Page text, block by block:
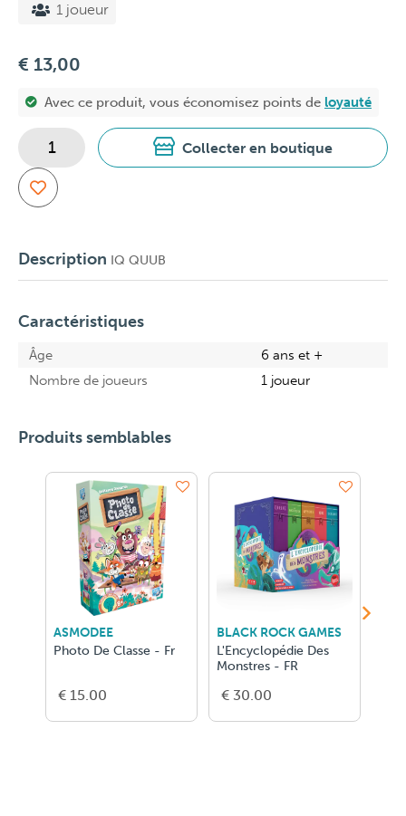
1 joueur
€ 13,00
Avec ce produit, vous économisez points de loyauté
Collecter en boutique
Description IQ QUUB
Caractéristiques
Âge
6 ans et +
Nombre de joueurs
1 joueur
Produits semblables
ASMODEE
Photo De Classe - Fr
€ 15.00
BLACK ROCK GAMES
L'Encyclopédie Des
Monstres - FR
€ 30.00